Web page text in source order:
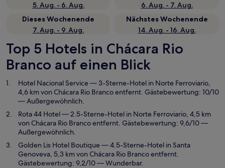
5. Aug. - 6. Aug.
6. Aug. - 7. Aug.
Dieses Wochenende
7. Aug. - 9. Aug.
Nächstes Wochenende
14. Aug. - 16. Aug.
Top 5 Hotels in Chácara Rio
Branco auf einen Blick
Hotel Nacional Service— 3-Sterne-Hotel in Norte Ferroviario,
4,6 km von Chácara Rio Branco entfernt. Gästebewertung: 10/10
— Außergewöhnlich.
Rota 44 Hotel— 2.5-Sterne-Hotel in Norte Ferroviario, 4,5 km
von Chácara Rio Branco entfernt. Gästebewertung: 9,6/10 —
Außergewöhnlich.
Golden Lis Hotel Boutique— 4.5-Sterne-Hotel in Santa
Genoveva, 5,3 km von Chácara Rio Branco entfernt.
Gästebewertung: 9,2/10 — Wunderbar.